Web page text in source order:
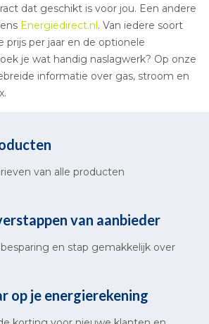
dat geschikt is voor jou. Een andere
Energiedirect.nl. Van iedere soort
prijs per jaar en de optionele
je wat handig naslagwerk? Op onze
informatie over gas, stroom en
van alle producten
van aanbieder
en stap gemakkelijk over
op je energierekening